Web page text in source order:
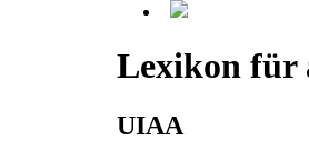
Lexikon für
UIAA